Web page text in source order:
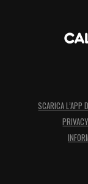
SCARICA L’APP